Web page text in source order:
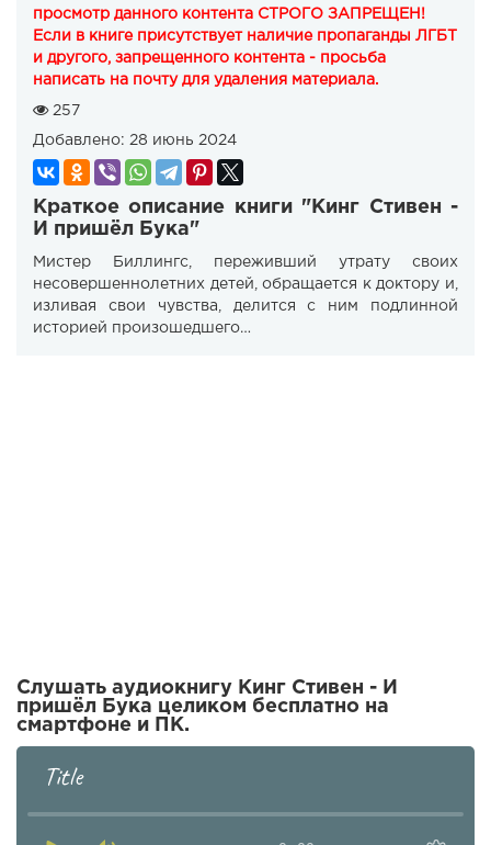
просмотр данного контента СТРОГО ЗАПРЕЩЕН!
Если в книге присутствует наличие пропаганды ЛГБТ
и другого, запрещенного контента - просьба
написать на почту для удаления материала.
257
Добавлено: 28 июнь 2024
Краткое описание книги "Кинг Стивен -
И пришёл Бука"
Мистер Биллингс, переживший утрату своих
несовершеннолетних детей, обращается к доктору и,
изливая свои чувства, делится с ним подлинной
историей произошедшего…
Слушать аудиокнигу Кинг Стивен - И
пришёл Бука целиком бесплатно на
смартфоне и ПК.
Title